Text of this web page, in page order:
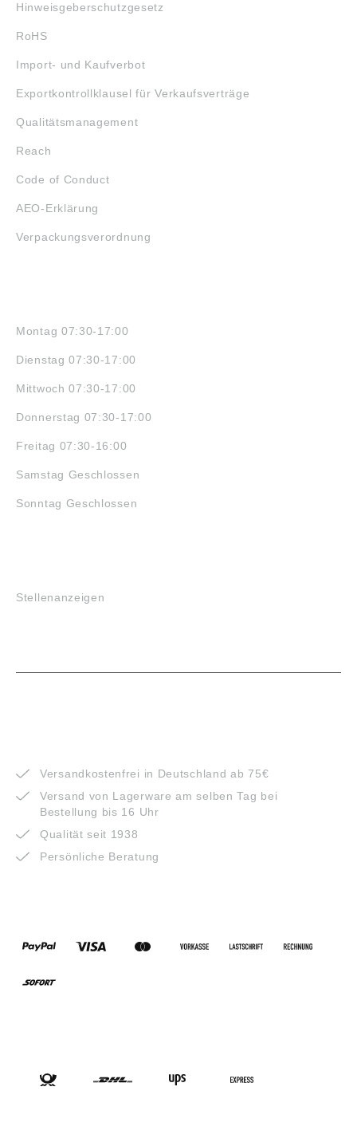
Hinweisgeberschutzgesetz
RoHS
Import- und Kaufverbot
Exportkontrollklausel für Verkaufsverträge
Qualitätsmanagement
Reach
Code of Conduct
AEO-Erklärung
Verpackungsverordnung
Montag 07:30-17:00
Dienstag 07:30-17:00
Mittwoch 07:30-17:00
Donnerstag 07:30-17:00
Freitag 07:30-16:00
Samstag Geschlossen
Sonntag Geschlossen
Stellenanzeigen
Versandkostenfrei in Deutschland ab 75€
Versand von Lagerware am selben Tag bei
Bestellung bis 16 Uhr
Qualität seit 1938
Persönliche Beratung